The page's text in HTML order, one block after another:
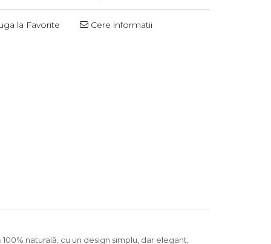
la Favorite Cere informatii
naturală, cu un design simplu, dar elegant,